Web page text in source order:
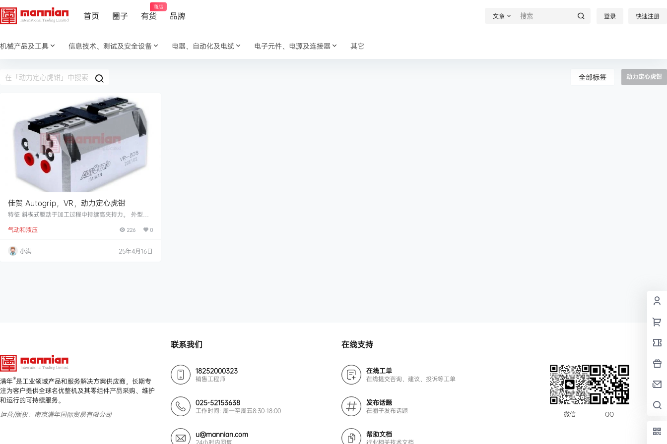
首页 圈子 有货
商店
品牌 文章 登录 快速注册
机械产品及工具 信息技术、测试及安全设备 电器、自动化及电缆 电子元件、电源及连接器 其它
全部标签 动力定心虎钳
佳贺 Autogrip，VR，动力定心虎钳
特征 斜楔式驱动于加工过程中持续高夹持力。 外型
间。 内建油压缸，可使用气压或油压为动力源。 夹具
爪行程(直径)(mm)最大夹持直径(mm)最大夹持力 kN
(kgf)气压最大夹持力 kN (kgf)油压最大使用压力MPa(k
气动和液压 226 0
小满 25年4月16日
满年®是工业领域产品和服务解决方案供应商，长期专
注为客户提供全球名优整机及其零组件产品采购、维护
和运行的可持续服务。
运营/版权：南京满年国际贸易有限公司
联系我们
18252000323
销售工程师
025-52153638
工作时间: 周一至周五8:30-18:00
u@mannian.com
24小时内回复
在线支持
在线工单
在线提交咨询、建议、投诉等工单
发布话题
在圈子发布话题
帮助文档
行业相关技术文档
微信 QQ